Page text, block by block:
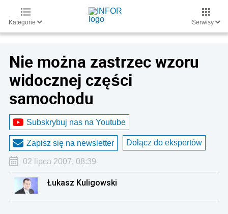
Kategorie Serwisy
Nie można zastrzec wzoru
widocznej części
samochodu
Subskrybuj nas na Youtube
Zapisz się na newsletter Dołącz do ekspertów
02 lipca 2007, 08:39
Łukasz Kuligowski